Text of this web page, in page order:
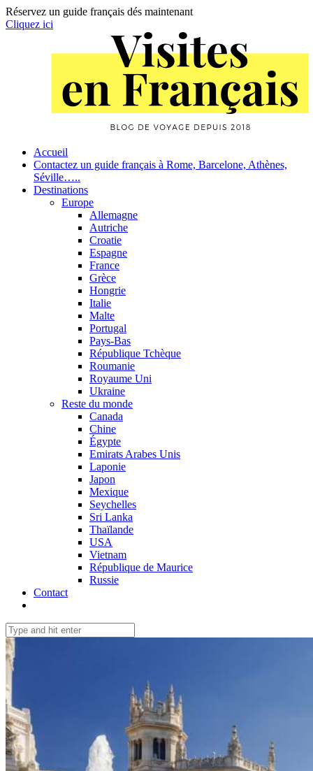
Réservez un guide français dés maintenant
Cliquez ici
Primary
Navigation
Accueil
Contactez un guide français à Rome, Barcelone, Athènes,
Séville…..
Destinations
Europe
Allemagne
Autriche
Croatie
Espagne
France
Grèce
Hongrie
Italie
Malte
Portugal
Pays-Bas
République Tchèque
Roumanie
Royaume Uni
Ukraine
Reste du monde
Canada
Chine
Égypte
Emirats Arabes Unis
Laponie
Japon
Mexique
Seychelles
Sri Lanka
Thaïlande
USA
Vietnam
République de Maurice
Russie
Contact